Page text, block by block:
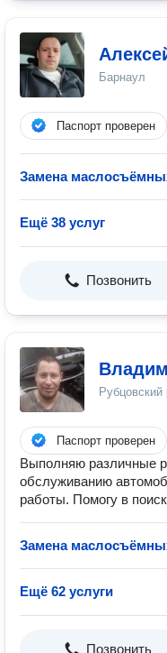
Барнаул
Паспорт проверен
Замена
Ещё 38 услуг
Позвонить
Рубцовский
Паспорт проверен
Выполняю различные
обслуживанию
работы. Помогу в
Замена
Ещё 62 услуги
Позвонить